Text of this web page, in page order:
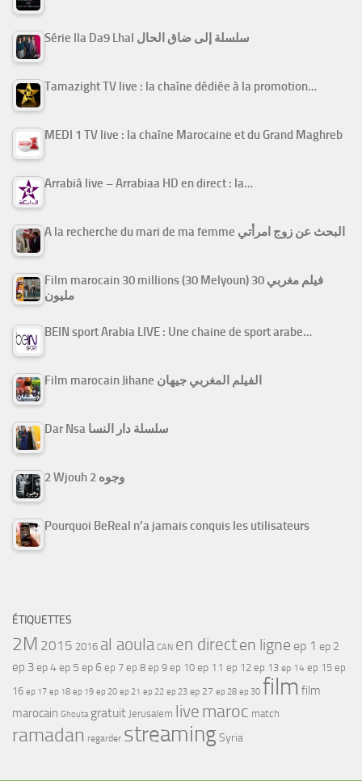
Série Ila Da9 Lhal سلسلة إلى ضاق الحال
Tamazight TV live : la chaîne dédiée à la promotion…
MEDI 1 TV live : la chaîne Marocaine et du Grand Maghreb
Arrabiâ live – Arrabiaa HD en direct : la…
A la recherche du mari de ma femme البحث عن زوج امرأتي
Film marocain 30 millions (30 Melyoun) فيلم مغربي 30
مليون
BEIN sport Arabia LIVE : Une chaine de sport arabe…
Film marocain Jihane الفيلم المغربي جيهان
Dar Nsa سلسلة دار النسا
2 Wjouh 2 وجوه
Pourquoi BeReal n’a jamais conquis les utilisateurs
ÉTIQUETTES
2M 2015 2016 al aoula CAN en directen ligne ep 1 ep 2
ep 3ep 4ep 5 ep 6 ep 7 ep 8 ep 9 ep 10 ep 11 ep 12 ep 13 ep 14 ep 15 ep
16 ep 17 ep 18 ep 19 ep 20 ep 21 ep 22 ep 23 ep 27 ep 28 ep 30 film film
marocain Ghouta gratuit Jerusalem live maroc match
ramadan regarder streamingSyria